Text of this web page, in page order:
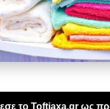
το Toftiaxa.gr ως